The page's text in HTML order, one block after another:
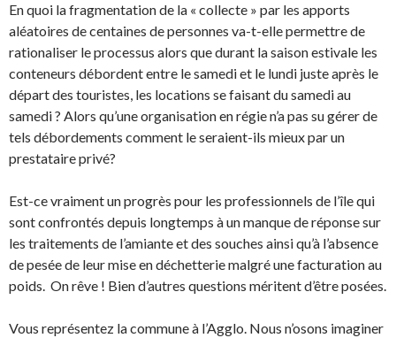
En quoi la fragmentation de la « collecte » par les apports
aléatoires de centaines de personnes va-t-elle permettre de
rationaliser le processus alors que durant la saison estivale les
conteneurs débordent entre le samedi et le lundi juste après le
départ des touristes, les locations se faisant du samedi au
samedi ? Alors qu’une organisation en régie n’a pas su gérer de
tels débordements comment le seraient-ils mieux par un
prestataire privé?
Est-ce vraiment un progrès pour les professionnels de l’île qui
sont confrontés depuis longtemps à un manque de réponse sur
les traitements de l’amiante et des souches ainsi qu’à l’absence
de pesée de leur mise en déchetterie malgré une facturation au
poids. On rêve ! Bien d’autres questions méritent d’être posées.
Vous représentez la commune à l’Agglo. Nous n’osons imaginer